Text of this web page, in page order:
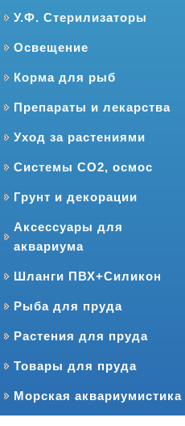
У.Ф. Стерилизаторы
Освещение
Корма для рыб
Препараты и лекарства
Уход за растениями
Системы CO2, осмос
Грунт и декорации
Аксессуары для
аквариума
Шланги ПВХ+Силикон
Рыба для пруда
Растения для пруда
Товары для пруда
Морская аквариумистика